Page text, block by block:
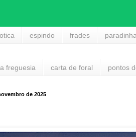
espindo frades
a freguesia carta de foral pontos
de 2025